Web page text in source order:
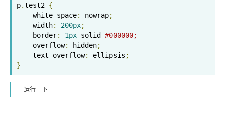
p.test2 {
    white
-space: nowrap;
    width
: 200px;
    border
: 1px solid #000000;
    overflow
: hidden;
    text
-overflow: ellipsis ;
}
运行一下